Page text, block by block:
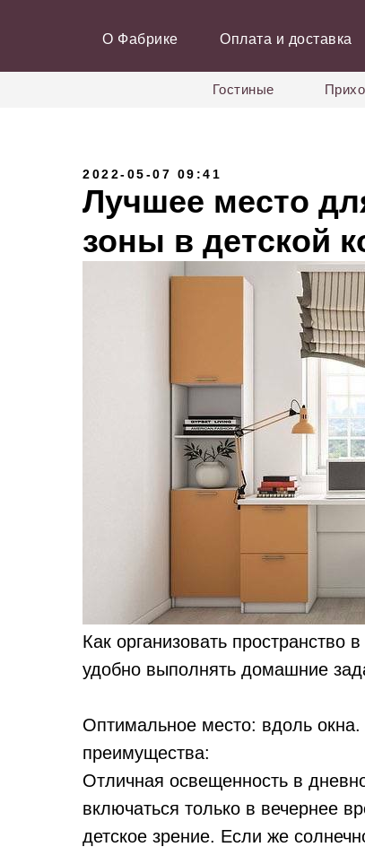
О Фабрике Оплата и доставка
Гостиные
2022-05-07 09:41
Лучшее место
зоны в детской
Как организовать
удобно выполнять домашние
Оптимальное место: вдоль
преимущества:
Отличная освещенность в
включаться только в вечернее
детское зрение. Если же